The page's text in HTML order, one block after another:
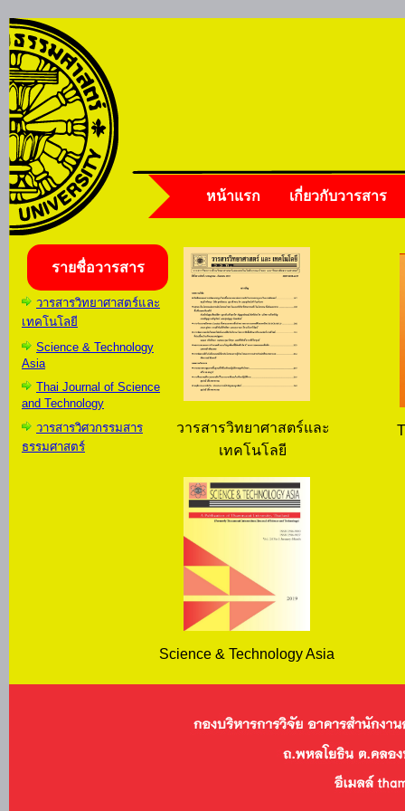
หน้าแรก เกี่ยวกับวารสาร
รายชื่อวารสาร
วารสารวิทยาศาสตร์และ
เทคโนโลยี
Science & Technology
Asia
Thai Journal of Science
and Technology
วารสารวิศวกรรมสาร
ธรรมศาสตร์
วารสารวิทยาศาสตร์และ
เทคโนโลยี
Science & Technology Asia